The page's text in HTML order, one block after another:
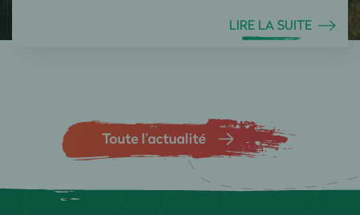
LIRE LA SUITE
Toute l’actualité